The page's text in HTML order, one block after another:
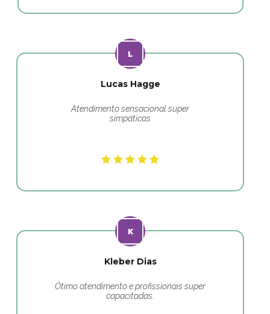
Lucas Hagge
Atendimento sensacional super
simpáticas
Kleber Dias
Ótimo atendimento e profissionais super
capacitadas.